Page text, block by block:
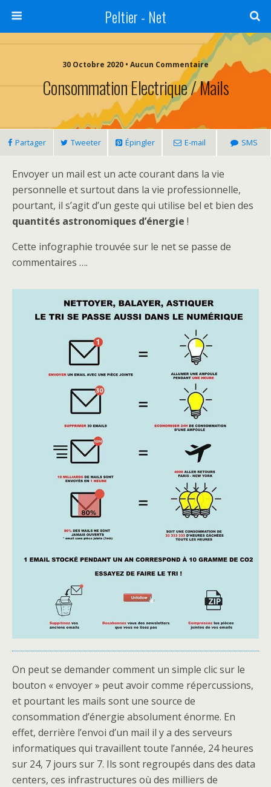
Peltier - Net
30 Octobre 2020 • Aucun Commentaire
Consommation Electrique / Mails
Partager Tweeter Épingler E-mail SMS
Envoyer un mail est un acte courant dans la vie
personnelle et surtout dans la vie professionnelle,
pourtant, il s’agit d’un geste qui utilise bel et bien des
quantités astronomiques d’énergie !
Cette infographie trouvée sur le net se passe de
commentaires ….
On peut se demander comment un simple clic sur le
bouton « envoyer » peut avoir comme répercussions,
et pourtant les mails sont une source de
consommation d’énergie absolument énorme. En
effet, derrière l’envoi d’un mail il y a des serveurs
informatiques qui travaillent toute l’année, 24 heures
sur 24, 7 jours sur 7. Ils sont regroupés dans des data
centers, ces infrastructures où des milliers de